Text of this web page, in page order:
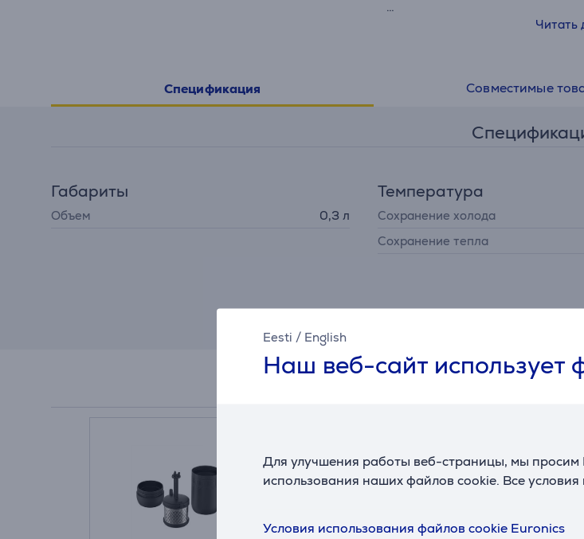
Eesti / English
Наш веб-сайт использует
Для улучшения работы веб-страницы, мы просим
использования наших файлов cookie. Все условия
Условия использования файлов cookie Euronics
• Сохраняет тепло 5 часов и
Читать
Спецификация Совместимые
Габариты
Объем 0,3 л
Температура
Сохранение холода
Сохранение тепла